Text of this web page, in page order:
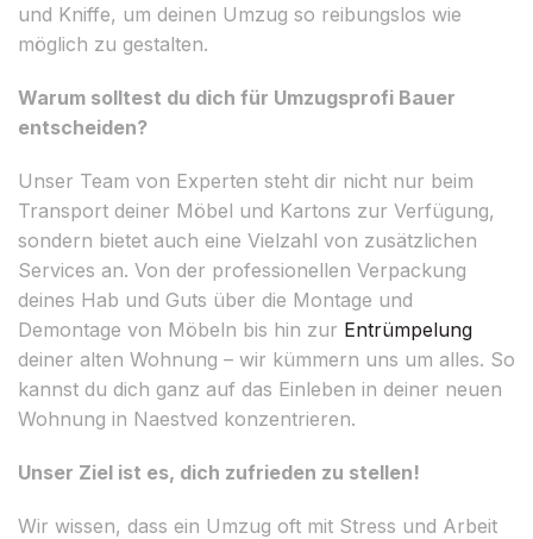
und Kniffe, um deinen Umzug so reibungslos wie
möglich zu gestalten.
Warum solltest du dich für Umzugsprofi Bauer
entscheiden?
Unser Team von Experten steht dir nicht nur beim
Transport deiner Möbel und Kartons zur Verfügung,
sondern bietet auch eine Vielzahl von zusätzlichen
Services an. Von der professionellen Verpackung
deines Hab und Guts über die Montage und
Demontage von Möbeln bis hin zur Entrümpelung
deiner alten Wohnung – wir kümmern uns um alles. So
kannst du dich ganz auf das Einleben in deiner neuen
Wohnung in Naestved konzentrieren.
Unser Ziel ist es, dich zufrieden zu stellen!
Wir wissen, dass ein Umzug oft mit Stress und Arbeit